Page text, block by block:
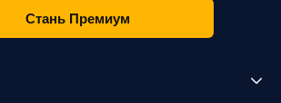
Стань Премиум